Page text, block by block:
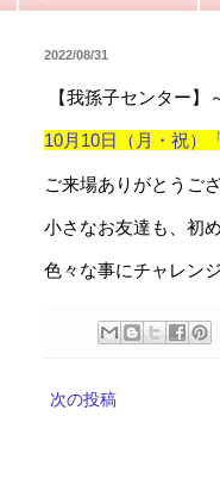
2022/08/31
【我孫子センター
10月10日（月・祝）
ご来場ありがとうご
小さなお友達も、初
色々な事にチャレン
次の投稿